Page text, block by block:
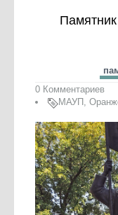
0 Комментариев
МАУП ,